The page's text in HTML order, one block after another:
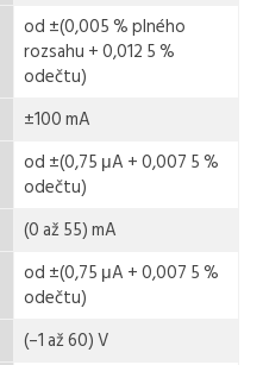
od ±(0,005 % plného
rozsahu + 0,012 5 %
odečtu)
±100 mA
od ±(0,75 μA + 0,007 5 %
odečtu)
(0 až 55) mA
od ±(0,75 μA + 0,007 5 %
odečtu)
(–1 až 60) V